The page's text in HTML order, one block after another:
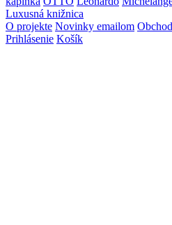
Luxusná knižnica
O projekte Novinky emailom
Prihlásenie Košík